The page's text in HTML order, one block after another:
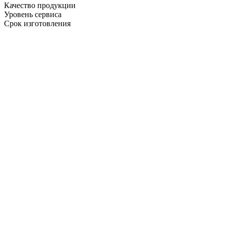
Качество продукции
Уровень сервиса
Срок изготовления